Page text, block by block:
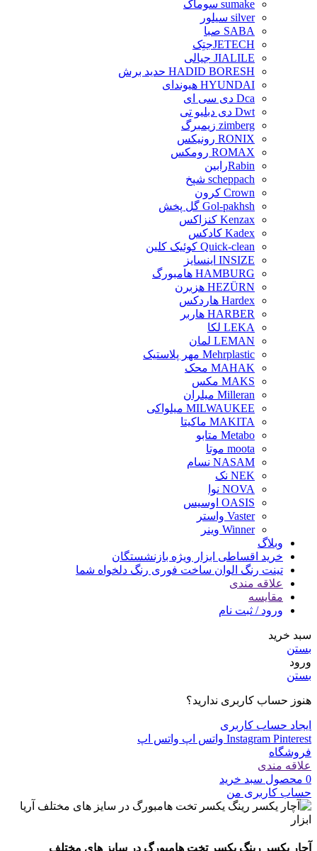
sumake سوماک
silver سیلور
SABA صبا
JETECHجتِک
JIALILE جیالی
HADID BORESH حدید برش
HYUNDAI هیوندای
Dca دی سی ای
Dwt دی دبلیو تی
zimberg زیمبرگ
RONIX رونیکس
ROMAX رومکس
Rabinرابین
scheppach شپخ
Crown کرون
Gol-pakhsh گل پخش
Kenzax کنزاکس
Kadex کادکس
Quick-clean کوئیک کلین
INSIZE اینسایز
HAMBURG هامبورگ
HEZÜRN هزبرن
Hardex هاردکس
HARBER هاربر
LEKA لکا
LEMAN لمان
Mehrplastic مهر پلاستیک
MAHAK محک
MAKS مکس
Milleran میلران
MILWAUKEE میلواکی
MAKITA ماکیتا
Metabo متابو
moota موتا
NASAM نسام
NEK نک
NOVA نوا
OASIS اوسیس
Vaster واستر
Winner وینر
وبلاگ
خرید اقساطی ابزار ویژه بازنشستگان
تینت رنگ الوان ساخت فوری رنگ دلخواه شما
علاقه مندی
مقایسه
ورود / ثبت نام
سبد خرید
بستن
ورود
بستن
هنوز حساب کاربری ندارید؟
ایجاد حساب کاربری
Instagram Pinterest واتس اپ واتس اپ
فروشگاه
علاقه مندی
0 محصول سبد خرید
حساب کاربری من
آچار یکسر رینگ یکسر تخت هامبورگ در سایز های مختلف